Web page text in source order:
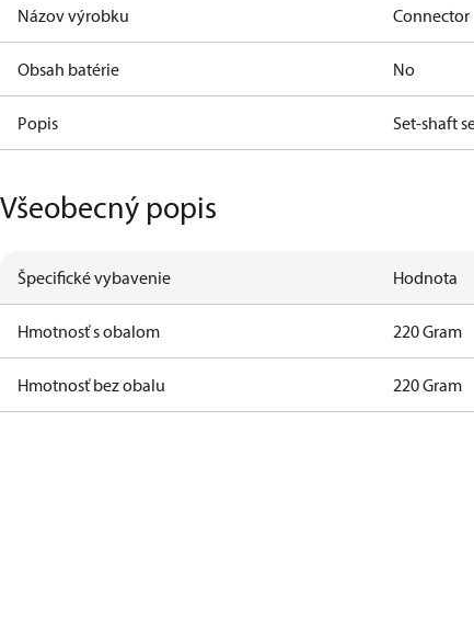
Názov výrobku Connector
Obsah batérie No
Popis Set-shaft
Všeobecný popis
Špecifické vybavenie Hodnota
Hmotnosť s obalom 220 Gram
Hmotnosť bez obalu 220 Gram